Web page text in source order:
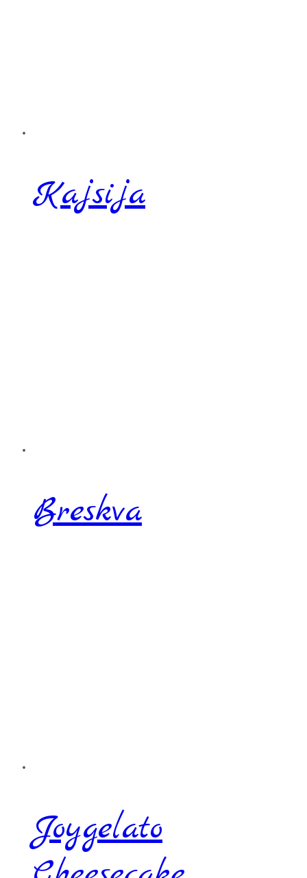
Kajsija
Breskva
Joygelato